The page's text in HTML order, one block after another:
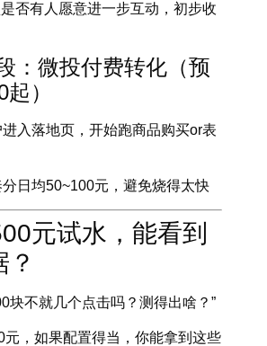
是否有人愿意进一步互动，初步收
：微投付费转化（预
）
入落地页，开始跑商品购买or表
日均50~100元，避免烧得太快
元试水，能看到
块不就几个点击吗？测得出啥？”
元，如果配置得当，你能拿到这些